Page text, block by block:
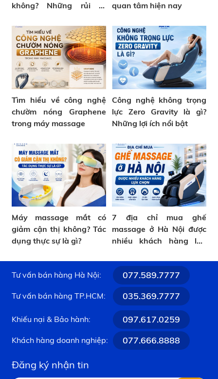
không? Những rủi ro
quan tâm hiện nay
Tìm hiểu về công nghệ
chườm nóng Graphene
trong máy massage
Công nghệ không trọng
lực Zero Gravity là gì?
Những lợi ích nổi bật
Máy massage mắt có
giảm cận thị không? Tác
dụng thực sự là gì?
7 địa chỉ mua ghế
massage ở Hà Nội được
nhiều khách hàng lựa
Tư vấn bán hàng Hà Nội: 077.589.7777
Tư vấn bán hàng TP.HCM: 035.369.7777
Khiếu nại & Bảo hành: 097.617.0259
Khách hàng doanh nghiệp: 077.666.8888
Đăng ký nhận tin